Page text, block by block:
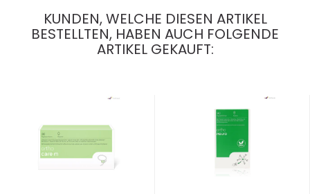
KUNDEN, WELCHE DIESEN ARTIKEL
BESTELLTEN, HABEN AUCH FOLGENDE
ARTIKEL GEKAUFT: